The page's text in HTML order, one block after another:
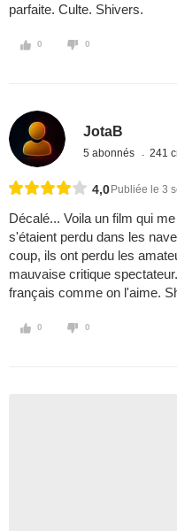
parfaite. Culte. Shivers.
0 0
JotaB
5 abonnés 241
4,0 Publiée le 3
Décalé... Voila un film qui
s'étaient perdu dans les
coup, ils ont perdu les
mauvaise critique
français comme on l'aime.
0 0